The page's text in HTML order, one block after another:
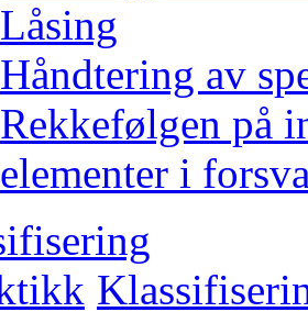
Låsing
Håndtering av
Rekkefølgen på
elementer i